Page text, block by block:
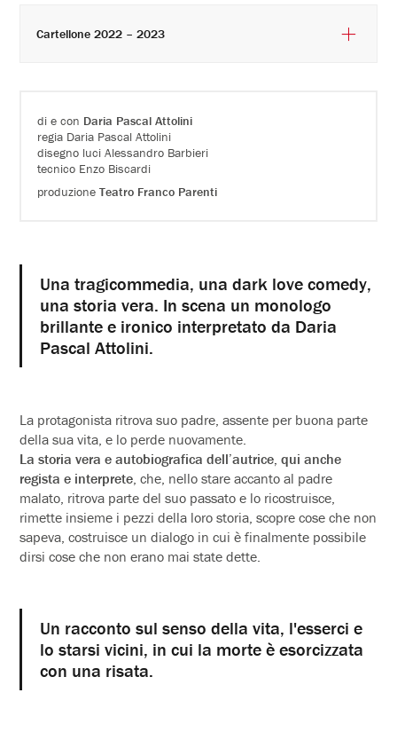
di e con Daria Pascal Attolini
regia Daria Pascal Attolini
disegno luci Alessandro Barbieri
tecnico Enzo Biscardi
produzione Teatro Franco Parenti
Una tragicommedia, una dark love comedy,
una storia vera. In scena un monologo
brillante e ironico interpretato da Daria
Pascal Attolini.
La protagonista ritrova suo padre, assente per buona parte
della sua vita, e lo perde nuovamente.
La storia vera e autobiografica dell’autrice, qui anche
regista e interprete , che, nello stare accanto al padre
malato, ritrova parte del suo passato e lo ricostruisce,
rimette insieme i pezzi della loro storia, scopre cose che non
sapeva, costruisce un dialogo in cui è finalmente possibile
dirsi cose che non erano mai state dette.
Un racconto sul senso della vita, l'esserci e
lo starsi vicini, in cui la morte è esorcizzata
con una risata.
Cartellone 2022 – 2023